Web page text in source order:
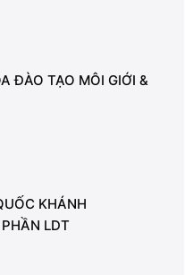
ĐÀO TẠO MÔI GIỚI &
KHÁNH
LDT